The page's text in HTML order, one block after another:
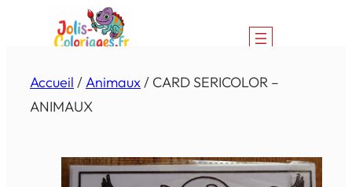
Accueil /Animaux/ CARD SERICOLOR –
ANIMAUX